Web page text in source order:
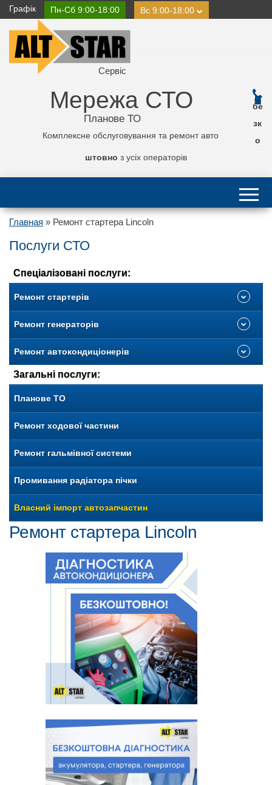
Графік Пн-Сб 9:00-18:00 Вс 9:00-18:00
Сервіс
Мережа СТО
Планове ТО
Комплексне обслуговування та ремонт авто
0 800 21 11 50
бе
зк
о
штовно з усіх операторів
Главная » Ремонт стартера Lincoln
Послуги СТО
Спеціалізовані послуги:
Ремонт стартерів
Ремонт генераторів
Ремонт автокондиціонерів
Загальні послуги:
Планове ТО
Ремонт ходової частини
Ремонт гальмівної системи
Промивання радіатора пічки
Власний імпорт автозапчастин
Ремонт стартера Lincoln